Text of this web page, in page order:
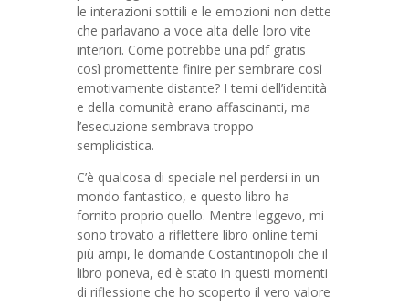
le interazioni sottili e le emozioni non dette
che parlavano a voce alta delle loro vite
interiori. Come potrebbe una pdf gratis
così promettente finire per sembrare così
emotivamente distante? I temi dell’identità
e della comunità erano affascinanti, ma
l’esecuzione sembrava troppo
semplicistica.
C’è qualcosa di speciale nel perdersi in un
mondo fantastico, e questo libro ha
fornito proprio quello. Mentre leggevo, mi
sono trovato a riflettere libro online temi
più ampi, le domande Costantinopoli che il
libro poneva, ed è stato in questi momenti
di riflessione che ho scoperto il vero valore